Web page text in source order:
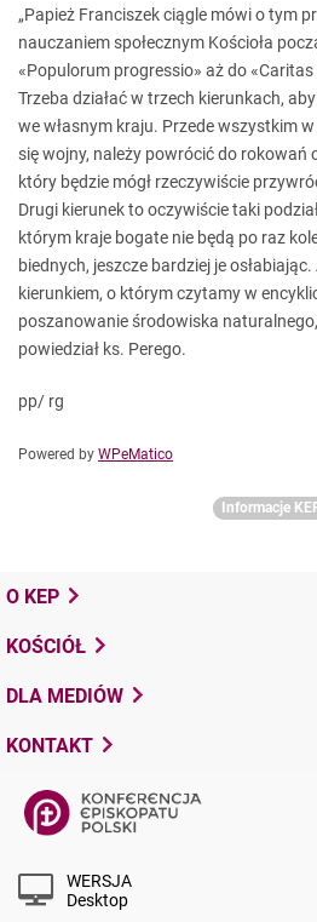
„Papież Franciszek ciągle mówi o tym
nauczaniem społecznym Kościoła
«Populorum progressio» aż do
Trzeba działać w trzech kierunkach,
we własnym kraju. Przede wszystkim
się wojny, należy powrócić do rokowań
który będzie mógł rzeczywiście
Drugi kierunek to oczywiście taki
którym kraje bogate nie będą po raz
biednych, jeszcze bardziej je
kierunkiem, o którym czytamy w
poszanowanie środowiska
powiedział ks. Perego.
pp/ rg
Powered by WPeMatico
Informacje
O KEP
KOŚCIÓŁ
DLA MEDIÓW
KONTAKT
WERSJA
Desktop